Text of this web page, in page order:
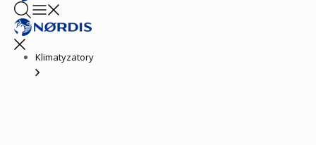
Klimatyzatory